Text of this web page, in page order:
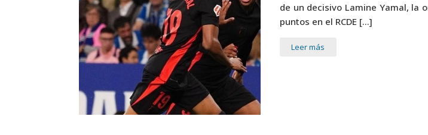
de un decisivo Lamine Yamal, la
puntos en el RCDE […]
Leer más